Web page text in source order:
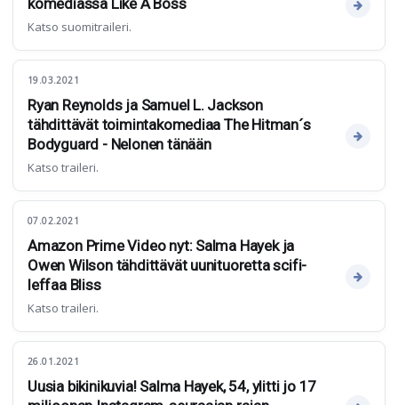
komediassa Like A Boss
Katso suomitraileri.
19.03.2021
Ryan Reynolds ja Samuel L. Jackson
tähdittävät toimintakomediaa The Hitman´s
Bodyguard - Nelonen tänään
Katso traileri.
07.02.2021
Amazon Prime Video nyt: Salma Hayek ja
Owen Wilson tähdittävät uunituoretta scifi-
leffaa Bliss
Katso traileri.
26.01.2021
Uusia bikinikuvia! Salma Hayek, 54, ylitti jo 17